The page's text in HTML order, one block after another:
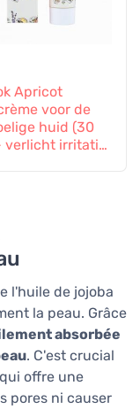
Apricot
voor de
huid (30
verlicht irritatie
l'huile de jojoba
la peau. Grâce
absorbée
. C'est crucial
offre une
pores ni causer